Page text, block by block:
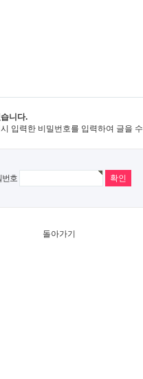
니다.
입력한 비밀번호를 입력하여 글을
번호
돌아가기